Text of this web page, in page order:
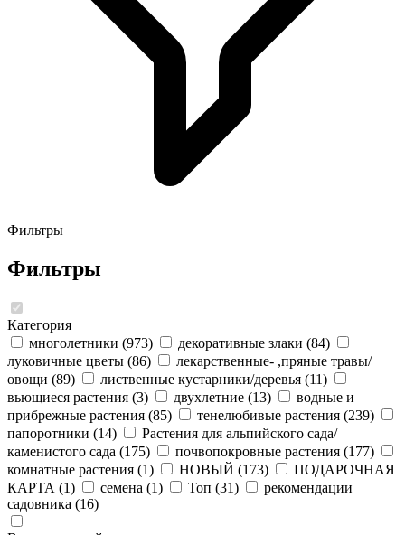
Фильтры
Фильтры
Категория
многолетники (973) декоративные злаки (84)
луковичные цветы (86)
лекарственные- ,пряные травы/
овощи (89) лиственные кустарники/деревья (11)
вьющиеся растения (3) двухлетние (13)
водные и
прибрежные растения (85) тенелюбивые растения (239)
папоротники (14)
Растения для альпийского сада/
каменистого сада (175) почвопокровные растения (177)
комнатные растения (1) НОВЫЙ (173)
ПОДАРОЧНАЯ
КАРТА (1) семена (1) Топ (31)
рекомендации
садовника (16)